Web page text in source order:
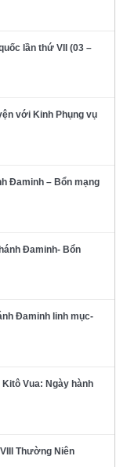
lần thứ VII (03 –
với Kinh Phụng vụ
Đaminh – Bổn mạng
Đaminh- Bổn
Đaminh linh mục-
Vua: Ngày hành
Thường Niên